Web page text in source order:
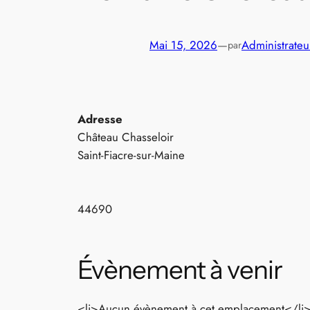
Mai 15, 2026—par
Adresse
Château Chasseloir
Saint-Fiacre-sur-Maine
44690
Évènement à venir